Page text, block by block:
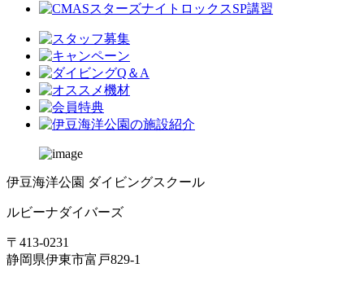
伊豆海洋公園 ダイビングスクール
ルビーナダイバーズ
〒413-0231
静岡県伊東市富戸829-1